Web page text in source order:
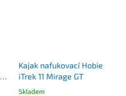
Kajak nafukovací Hobie
iTrek 11 Mirage GT
Průměrné
Skladem